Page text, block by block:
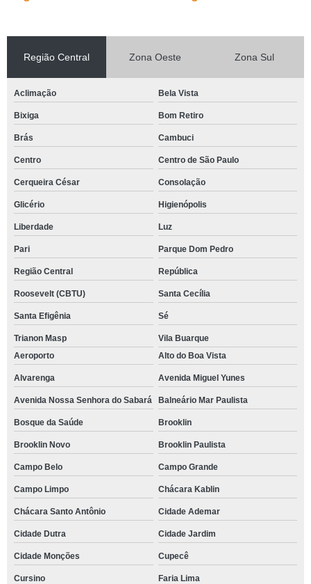
Região Central Zona Oeste Zona Sul
Aclimação Bela Vista
Bixiga Bom Retiro
Brás Cambuci
Centro Centro de São Paulo
Cerqueira César Consolação
Glicério Higienópolis
Liberdade Luz
Pari Parque Dom Pedro
Região Central República
Roosevelt (CBTU) Santa Cecília
Santa Efigênia Sé
Trianon Masp
Vila Buarque
Aeroporto
Alto do Boa Vista
Alvarenga Avenida Miguel Yunes
Avenida Nossa Senhora do Sabará Balneário Mar Paulista
Bosque da Saúde Brooklin
Brooklin Novo Brooklin Paulista
Campo Belo Campo Grande
Campo Limpo Chácara Kablin
Chácara Santo Antônio Cidade Ademar
Cidade Dutra Cidade Jardim
Cidade Monções Cupecê
Cursino Faria Lima